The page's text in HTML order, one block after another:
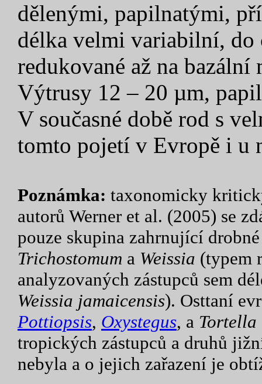
dělenými, papilnatými,
délka velmi variabilní, do
redukované až na bazální
Výtrusy 12 – 20 µm,
V současné době rod s
tomto pojetí v Evropě i u
Poznámka: taxonomicky
autorů Werner et al. (2005) se
pouze skupina zahrnující
Trichostomum a Weissia (typem
analyzovaných zástupců sem
Weissia jamaicensis). Osttaní
Pottiopsis, Oxystegus, a Tortella
tropických zástupců a druhů
nebyla a o jejich zařazení je